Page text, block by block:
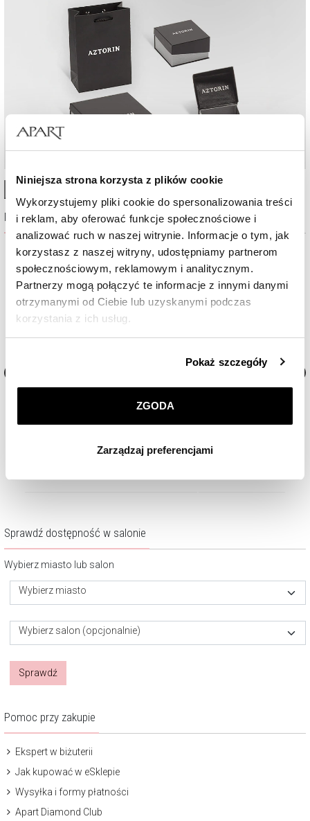
Niniejsza strona korzysta z plików cookie
Wykorzystujemy pliki cookie do spersonalizowania treści
i reklam, aby oferować funkcje społecznościowe i
analizować ruch w naszej witrynie. Informacje o tym, jak
korzystasz z naszej witryny, udostępniamy partnerom
społecznościowym, reklamowym i analitycznym.
Partnerzy mogą połączyć te informacje z innymi danymi
otrzymanymi od Ciebie lub uzyskanymi podczas
korzystania z ich usług.
przez nas plików cookie znajdziesz wPolityce
prywatności.
korzystamy. Możesz również wybrać jaki rodzaj plików
Pokaż szczegóły
ZGODA
Zarządzaj preferencjami
High-contrast mode
Najczęściej wybierane
Nowość Nowość
189
Sprawdź dostępność w salonie
Wybierz miasto lub salon
Wybierz miasto
Wybierz salon (opcjonalnie)
Sprawdź
Pomoc przy zakupie
Ekspert w biżuterii
Jak kupować w eSklepie
Wysyłka i formy płatności
Apart Diamond Club